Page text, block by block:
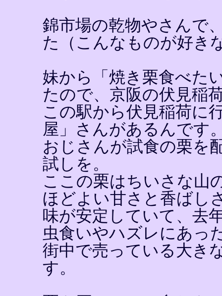
錦市場の乾物やさんで
た（こんなものが好き
妹から「焼き栗食べた
たので、京阪の伏見稲
この駅から伏見稲荷に
屋」さんがあるんです
おじさんが試食の栗を
試しを。
ここの栗はちいさな山
ほどよい甘さと香ばし
味が安定していて、去
虫食いやハズレにあっ
街中で売っている大き
す。